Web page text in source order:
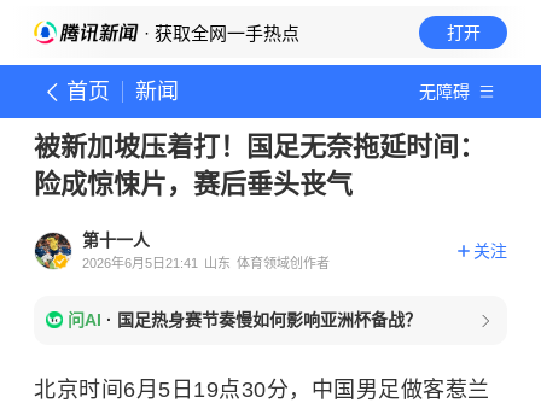
· 获取全网一手热点 打开
首页 新闻 无障碍
被新加坡压着打！国足无奈拖延时间：
险成惊悚片，赛后垂头丧气
第十一人
2026年6月5日21:41 山东 体育领域创作者
关注
问AI · 国足热身赛节奏慢如何影响亚洲杯备战？
北京时间6月5日19点30分，中国男足做客惹兰